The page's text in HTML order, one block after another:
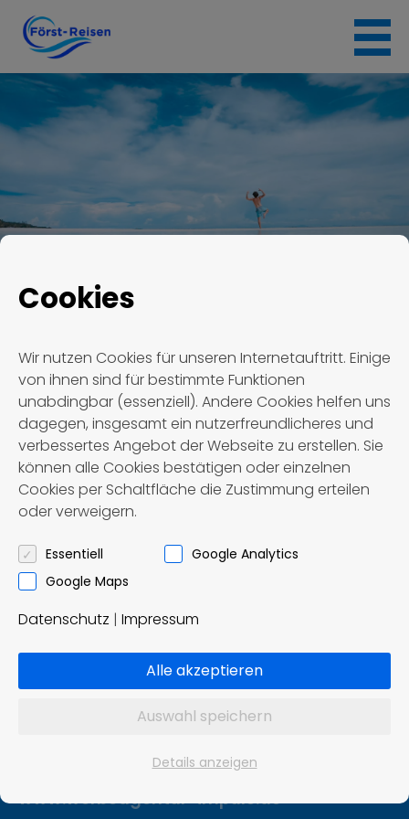
Skip
content
Först Reisen Termin #1775
Termin #1775
Först – Reisen OHG
Omnibusbetrieb und Reisebüro
Ziddelrasen 8
99830 Treffurt
Tel.: 036923 / 8 02 91
info@foerst-reisen.de
Impuls Werbeagentur, Hannover
www.werbeagentur-impuls.de
Cookies
Wir nutzen Cookies für unseren Internetauftritt. Einige
von ihnen sind für bestimmte Funktionen
unabdingbar (essenziell). Andere Cookies helfen uns
dagegen, insgesamt ein nutzerfreundlicheres und
verbessertes Angebot der Webseite zu erstellen. Sie
können alle Cookies bestätigen oder einzelnen
Cookies per Schaltfläche die Zustimmung erteilen
oder verweigern.
Essentiell
Google Analytics
Google Maps
Datenschutz | Impressum
Alle akzeptieren
Auswahl speichern
Details anzeigen